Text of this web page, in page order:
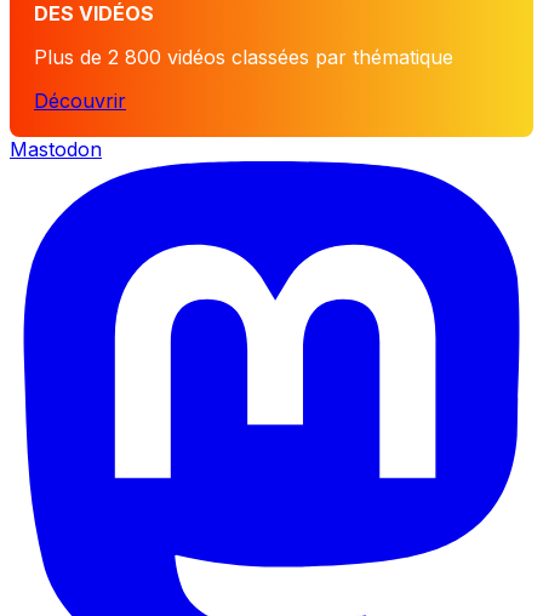
DES VIDÉOS
Plus de 2 800 vidéos classées par thématique
Découvrir
Mastodon